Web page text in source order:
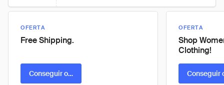
OFERTA
Free Shipping.
Conseguir oferta
OFERTA
Shop
Clothing!
Conseguir